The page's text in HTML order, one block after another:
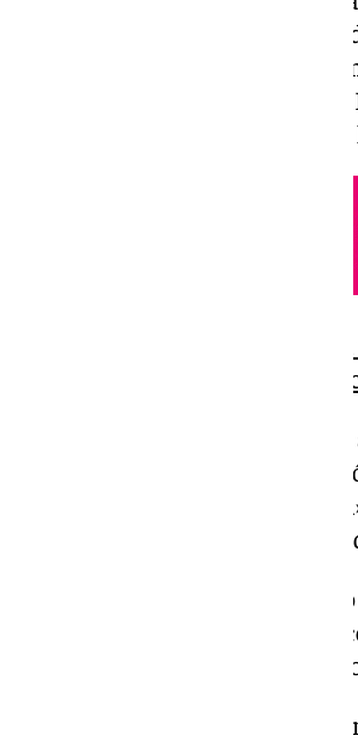
zona del casco antiguo de la
que iba acompañada de su
que llamó inmediatamente a
provisional de la Fiscalía, al
Dos detenidos en La
hachís al ver a la Policía
Los agentes que se
bajaban las escaleras en
mantener una «actitud
autoridad y la integridad
En el cacheo encontraron a
bolsillo del pantalón, y éste
ponerle los grilletes mientras
Otro de los acusados, para